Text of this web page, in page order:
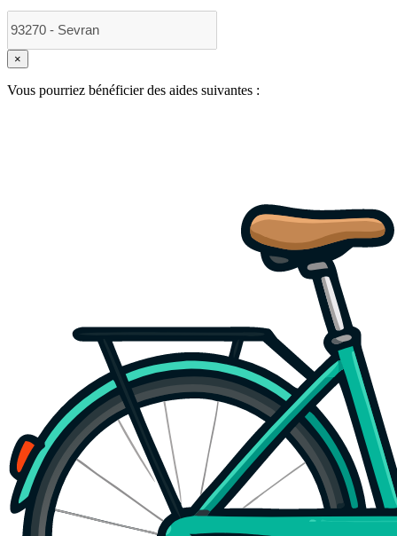
×
Vous pourriez bénéficier des aides suivantes :